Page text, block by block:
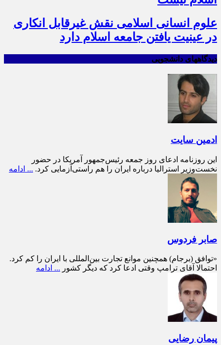
علوم انسانی اسلامی نقش غیرقابل انکاری
در عینیت یافتن جامعه اسلام دارد
دیدگاههای دانشجویی
ادمین سایت
این روزنامه ادعای روز جمعه رئیس‌جمهور آمریکا در حضور
نخست‌وزیر استرالیا درباره ایران را هم راستی‌آزمایی کرد. ... ادامه
صابر فردوس
«توافق (برجام) همچنین موانع تجارت بین‌المللی با ایران را کم کرد.
احتمالا آقای ترامپ وقتی ادعا کرد که دیگر کشور ... ادامه
پیمان رضایی